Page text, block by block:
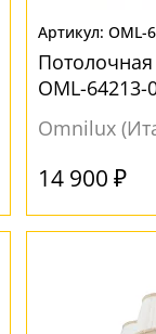
OML-
OML-
Omnilux
14 900 ₽